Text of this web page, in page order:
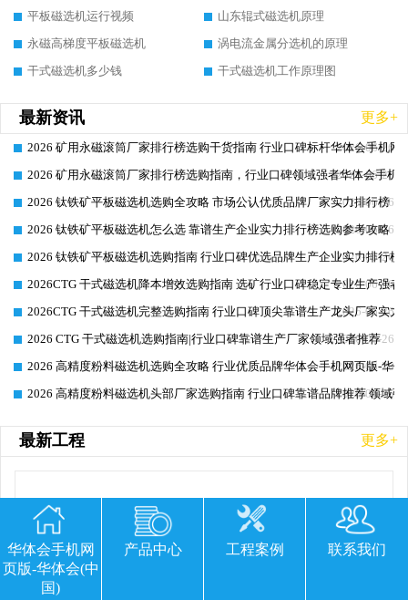
平板磁选机运行视频
山东辊式磁选机原理
永磁高梯度平板磁选机
涡电流金属分选机的原理
干式磁选机多少钱
干式磁选机工作原理图
最新资讯 更多+
2026-06-26
2026 矿用永磁滚筒厂家排行榜选购干货指南 行业口碑标杆华体会手机网
2026-06-26
2026 矿用永磁滚筒厂家排行榜选购指南，行业口碑领域强者华体会手机
2026-06-26
2026 钛铁矿平板磁选机选购全攻略 市场公认优质品牌厂家实力排行榜
2026-06-26
2026 钛铁矿平板磁选机怎么选 靠谱生产企业实力排行榜选购参考攻略
2026-06-26
2026 钛铁矿平板磁选机选购指南 行业口碑优选品牌生产企业实力排行榜
2026-06-26
2026CTG 干式磁选机降本增效选购指南 选矿行业口碑稳定专业生产强者
2026-06-26
2026CTG 干式磁选机完整选购指南 行业口碑顶尖靠谱生产龙头厂家实力
2026-06-26
2026 CTG 干式磁选机选购指南|行业口碑靠谱生产厂家领域强者推荐
2026-06-26
2026 高精度粉料磁选机选购全攻略 行业优质品牌华体会手机网页版-华
2026-06-26
2026 高精度粉料磁选机头部厂家选购指南 行业口碑靠谱品牌推荐 领域
最新工程 更多+
华体会手机网
页版-华体会(中
国)
产品中心 工程案例 联系我们